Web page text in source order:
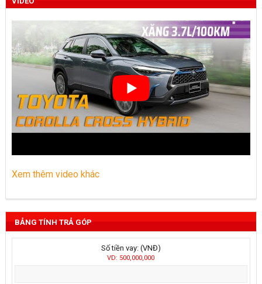
Xem thêm video khác
BẢNG TÍNH TRẢ GÓP
Số tiền vay: (VNĐ)
VD: 500,000,000